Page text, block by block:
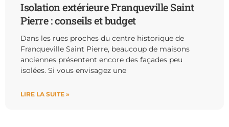
Isolation extérieure Franqueville Saint
Pierre : conseils et budget
Dans les rues proches du centre historique de
Franqueville Saint Pierre, beaucoup de maisons
anciennes présentent encore des façades peu
isolées. Si vous envisagez une
LIRE LA SUITE »